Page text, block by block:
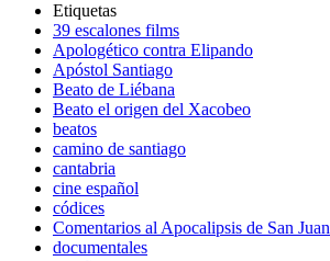
Etiquetas
39 escalones films
Apologético contra Elipando
Apóstol Santiago
Beato de Liébana
Beato el origen del Xacobeo
beatos
camino de santiago
cantabria
cine español
códices
Comentarios al Apocalipsis de San Juan
documentales